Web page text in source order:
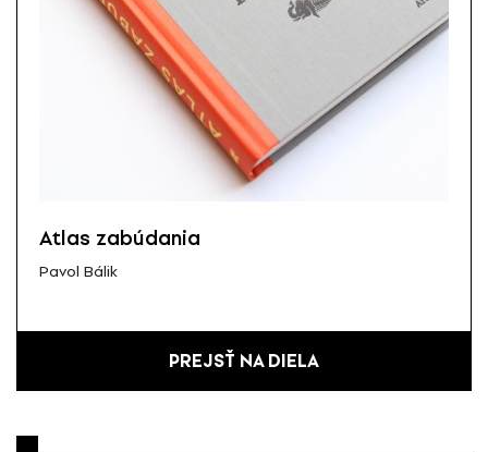
Atlas zabúdania
Pavol Bálik
PREJSŤ NA DIELA